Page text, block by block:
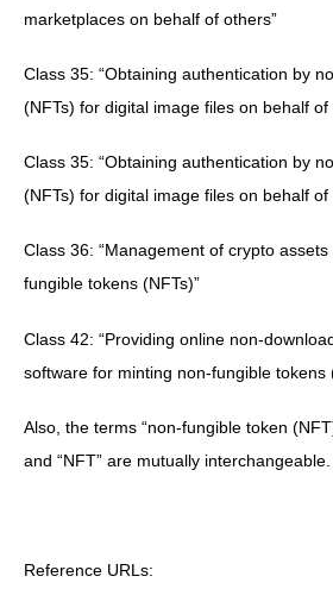
marketplaces on behalf of others”
Class 35: “Obtaining authentication by
(NFTs) for digital image files on behalf of
Class 35: “Obtaining authentication by
(NFTs) for digital image files on behalf of
Class 36: “Management of crypto
fungible tokens (NFTs)”
Class 42: “Providing online non-
software for minting non-fungible tokens
Also, the terms “non-fungible token
and “NFT” are mutually interchangeable.
Reference URLs: